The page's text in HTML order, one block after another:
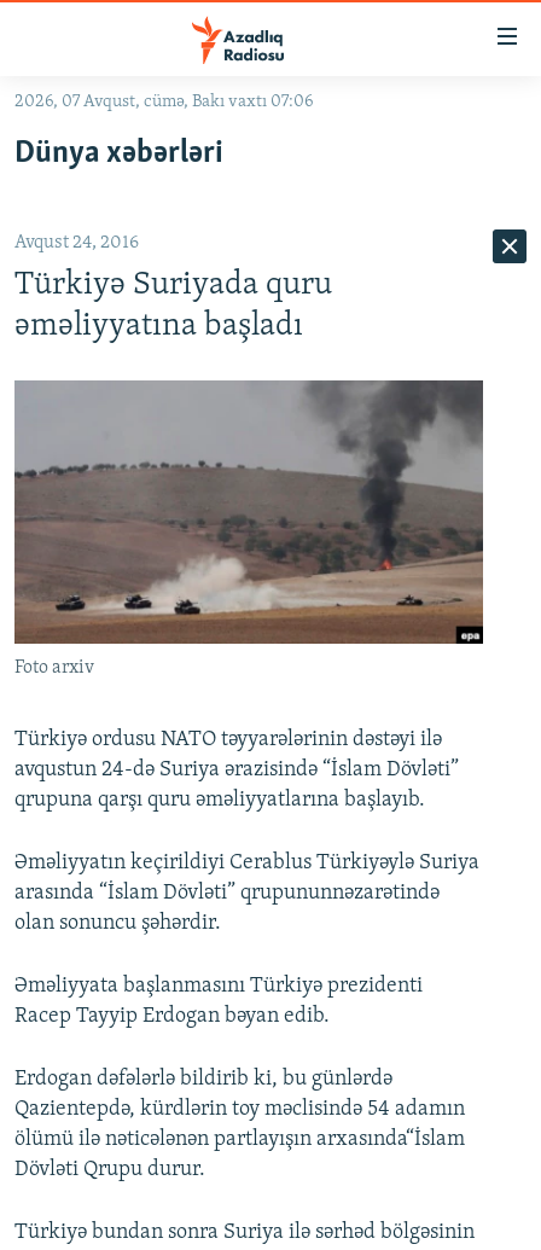
Əsas
qayıt
qayıt
Axtarışa
#İZAHLA
#ƏSLINDƏ
FƏRQƏ BAX
QANUNI DOĞRU
VIDEO
FOTOQALEREYA
KARIKATURA
RADIO ARXIV
OXU ZALI
AZƏRBAYCAN ƏDƏBIYYATI KITABXANASI
İSLAM VƏ DEMOKRATIYA
HAQQIMIZDA
PEŞƏ ETIKASI VƏ JURNALISTIKA STANDARTLARIMIZ
BIZIMLƏ ƏLAQƏ
XƏBƏR BÜLLETENLƏRIMIZ
BIZI IZLƏ
2026, 07 Avqust, cümə, Bakı vaxtı 07:06
Dünya xəbərləri
Avqust 24, 2016
Türkiyə Suriyada quru
əməliyyatına başladı
Foto arxiv
Türkiyə ordusu NATO təyyarələrinin dəstəyi ilə
avqustun 24-də Suriya ərazisində “İslam Dövləti”
qrupuna qarşı quru əməliyyatlarına başlayıb.
Əməliyyatın keçirildiyi Cerablus Türkiyəylə Suriya
arasında “İslam Dövləti” qrupununnəzarətində
olan sonuncu şəhərdir.
Əməliyyata başlanmasını Türkiyə prezidenti
Racep Tayyip Erdogan bəyan edib.
Erdogan dəfələrlə bildirib ki, bu günlərdə
Qazientepdə, kürdlərin toy məclisində 54 adamın
ölümü ilə nəticələnən partlayışın arxasında“İslam
Dövləti Qrupu durur.
Türkiyə bundan sonra Suriya ilə sərhəd bölgəsinin